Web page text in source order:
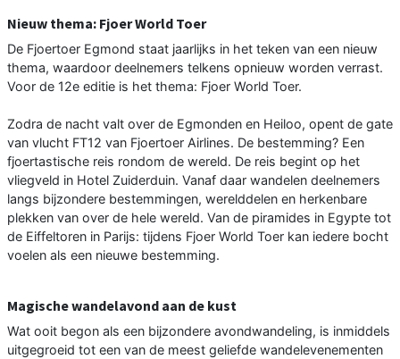
Nieuw thema: Fjoer World Toer
De Fjoertoer Egmond staat jaarlijks in het teken van een nieuw
thema, waardoor deelnemers telkens opnieuw worden verrast.
Voor de 12e editie is het thema: Fjoer World Toer.
Zodra de nacht valt over de Egmonden en Heiloo, opent de gate
van vlucht FT12 van Fjoertoer Airlines. De bestemming? Een
fjoertastische reis rondom de wereld. De reis begint op het
vliegveld in Hotel Zuiderduin. Vanaf daar wandelen deelnemers
langs bijzondere bestemmingen, werelddelen en herkenbare
plekken van over de hele wereld. Van de piramides in Egypte tot
de Eiffeltoren in Parijs: tijdens Fjoer World Toer kan iedere bocht
voelen als een nieuwe bestemming.
Magische wandelavond aan de kust
Wat ooit begon als een bijzondere avondwandeling, is inmiddels
uitgegroeid tot een van de meest geliefde wandelevenementen